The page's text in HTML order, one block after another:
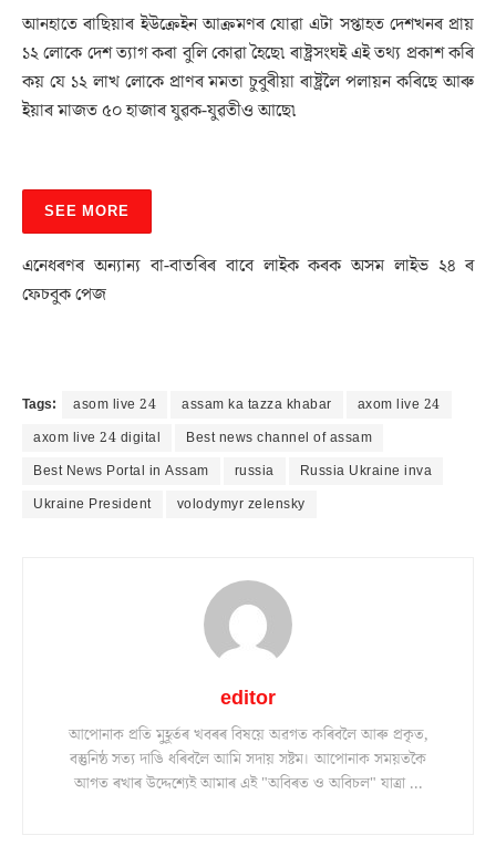
আনহাতে ৰাছিয়াৰ ইউক্ৰেইন আক্ৰমণৰ যোৱা এটা সপ্তাহত দেশখনৰ প্ৰায়
১২ লোকে দেশ ত্যাগ কৰা বুলি কোৱা হৈছে৷ ৰাষ্ট্ৰসংঘই এই তথ্য প্ৰকাশ কৰি
কয় যে ১২ লাখ লোকে প্ৰাণৰ মমতা চুবুৰীয়া ৰাষ্ট্ৰলৈ পলায়ন কৰিছে আৰু
ইয়াৰ মাজত ৫০ হাজাৰ যুৱক-যুৱতীও আছে৷
SEE MORE
এনেধৰণৰ অন্যান্য বা-বাতৰিৰ বাবে লাইক কৰক অসম লাইভ ২৪ ৰ
ফেচবুক পেজ
Tags: asom live 24 assam ka tazza khabar
axom live 24
axom live 24 digital
Best news channel of assam
Best News Portal in Assam
russia
Russia Ukraine inva
Ukraine President
volodymyr zelensky
editor
আপোনাক প্ৰতি মুহূৰ্তৰ খবৰৰ বিষয়ে অৱগত কৰিবলৈ আৰু প্ৰকৃত,
বস্তুনিষ্ঠ সত্য দাঙি ধৰিবলৈ আমি সদায় সষ্টম। আপোনাক সময়তকৈ
আগত ৰখাৰ উদ্দেশ্যেই আমাৰ এই "অবিৰত ও অবিচল" যাত্ৰা ...